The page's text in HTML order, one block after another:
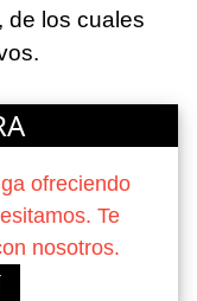
de los cuales
ofreciendo
Te
nosotros.